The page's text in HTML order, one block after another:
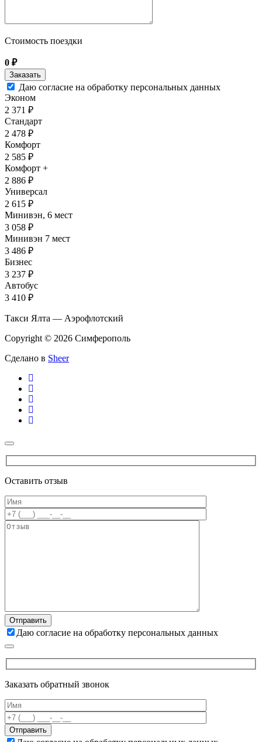
Стоимость поездки
0 ₽
Даю согласие на обработку персональных данных
Эконом
2 371 ₽
Стандарт
2 478 ₽
Комфорт
2 585 ₽
Комфорт +
2 886 ₽
Универсал
2 615 ₽
Минивэн, 6 мест
3 058 ₽
Минивэн 7 мест
3 486 ₽
Бизнес
3 237 ₽
Автобус
3 410 ₽
Такси Ялта — Аэрофлотский
Copyright © 2026 Симферополь
Сделано в Sheer
Оставить отзыв
Даю согласие на обработку персональных данных
Заказать обратный звонок